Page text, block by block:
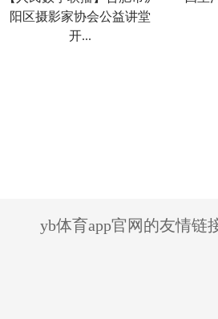
阳区摄影家协会公益讲堂
开...
yb体育app官网的友情链